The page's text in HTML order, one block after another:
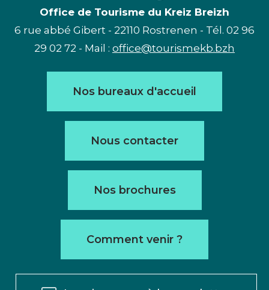
Office de Tourisme du Kreiz Breizh
6 rue abbé Gibert - 22110 Rostrenen - Tél. 02 96
29 02 72 - Mail : office@tourismekb.bzh
Nos bureaux d'accueil
Nous contacter
Nos brochures
Comment venir ?